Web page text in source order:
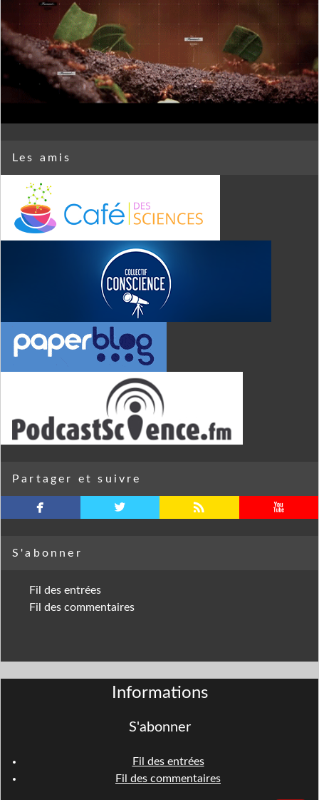
Les amis
Partager et suivre
facebook twitterbird rss youtube
S'abonner
Fil des entrées
Fil des commentaires
Informations
S'abonner
Fil des entrées
Fil des commentaires